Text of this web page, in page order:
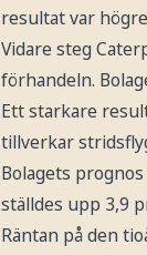
resultat var
Vidare steg
förhandeln.
Ett starkare
tillverkar
Bolagets
ställdes upp 3,9
Räntan på den